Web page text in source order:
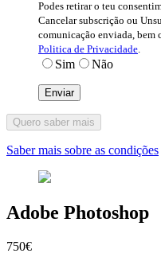
Podes retirar o teu
Cancelar subscrição ou
comunicação enviada, bem
Politica de Privacidade.
Sim Não
Quero saber mais
Saber mais sobre as condições
Adobe Photoshop
750€